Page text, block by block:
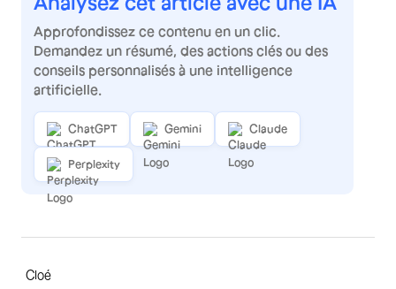
Approfondissez ce contenu en un clic.
Demandez un résumé, des actions clés ou des
conseils personnalisés à une intelligence
artificielle.
ChatGPT Gemini Claude
Perplexity
Cloé